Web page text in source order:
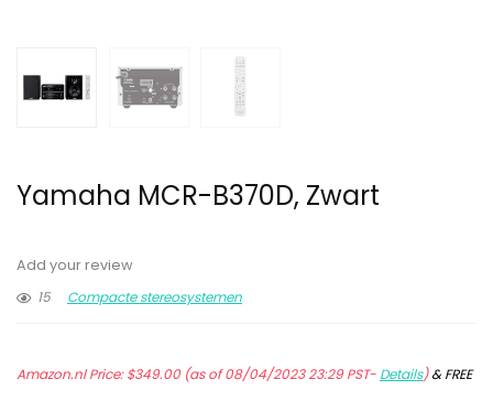
Yamaha MCR-B370D, Zwart
Add your review
15
Compacte stereosystemen
Amazon.nl Price:$349.00(as of 08/04/2023 23:29 PST- Details)&FREE